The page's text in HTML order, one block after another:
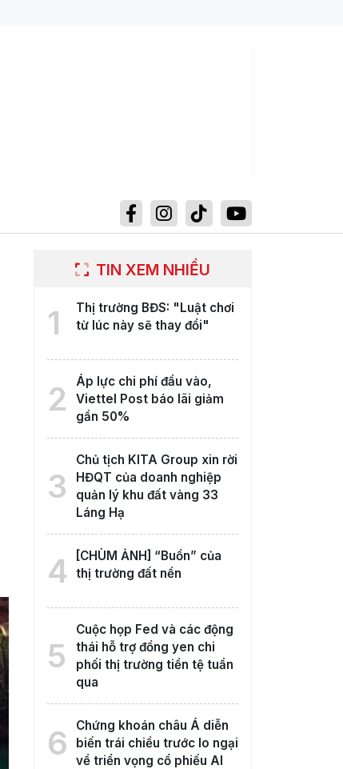
TIN XEM NHIỀU
1
Thị trường BĐS: "Luật chơi
từ lúc này sẽ thay đổi"
2
Áp lực chi phí đầu vào,
Viettel Post báo lãi giảm
gần 50%
3
Chủ tịch KITA Group xin rời
HĐQT của doanh nghiệp
quản lý khu đất vàng 33
Láng Hạ
4
[CHÙM ẢNH] “Buồn” của
thị trường đất nền
5
Cuộc họp Fed và các động
thái hỗ trợ đồng yen chi
phối thị trường tiền tệ tuần
qua
6
Chứng khoán châu Á diễn
biến trái chiều trước lo ngại
về triển vọng cổ phiếu AI